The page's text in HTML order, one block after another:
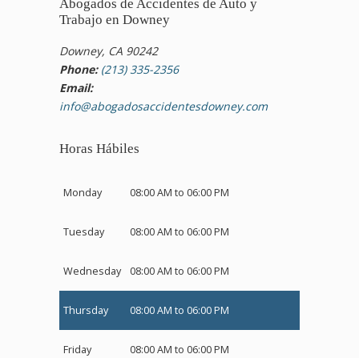
Abogados de Accidentes de Auto y
Trabajo en Downey
Downey, CA 90242
Phone: (213) 335-2356
Email:
info@abogadosaccidentesdowney.com
Horas Hábiles
Monday 08:00 AM to 06:00 PM
Tuesday 08:00 AM to 06:00 PM
Wednesday 08:00 AM to 06:00 PM
Thursday 08:00 AM to 06:00 PM
Friday 08:00 AM to 06:00 PM